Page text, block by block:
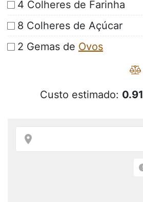
4 Colheres de Farinha
8 Colheres de Açúcar
2 Gemas de Ovos
Custo estimado: 0.91